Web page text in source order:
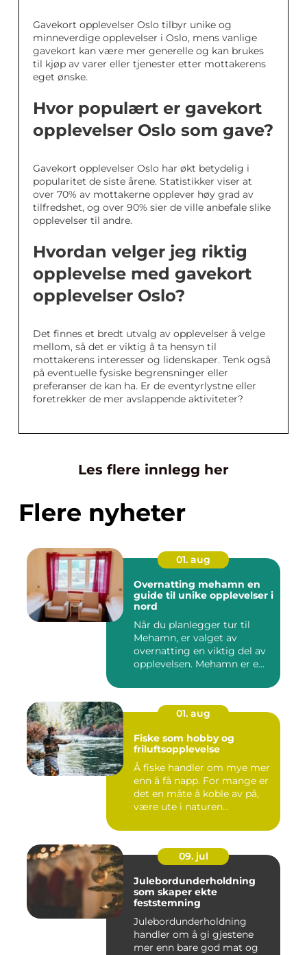
Gavekort opplevelser Oslo tilbyr unike og
minneverdige opplevelser i Oslo, mens vanlige
gavekort kan være mer generelle og kan brukes
til kjøp av varer eller tjenester etter mottakerens
eget ønske.
Hvor populært er gavekort
opplevelser Oslo som gave?
Gavekort opplevelser Oslo har økt betydelig i
popularitet de siste årene. Statistikker viser at
over 70% av mottakerne opplever høy grad av
tilfredshet, og over 90% sier de ville anbefale slike
opplevelser til andre.
Hvordan velger jeg riktig
opplevelse med gavekort
opplevelser Oslo?
Det finnes et bredt utvalg av opplevelser å velge
mellom, så det er viktig å ta hensyn til
mottakerens interesser og lidenskaper. Tenk også
på eventuelle fysiske begrensninger eller
preferanser de kan ha. Er de eventyrlystne eller
foretrekker de mer avslappende aktiviteter?
Les flere innlegg her
Flere nyheter
01. aug
Overnatting mehamn en
guide til unike opplevelser i
nord
Når du planlegger tur til
Mehamn, er valget av
overnatting en viktig del av
opplevelsen. Mehamn er e...
01. aug
Fiske som hobby og
friluftsopplevelse
Å fiske handler om mye mer
enn å få napp. For mange er
det en måte å koble av på,
være ute i naturen...
09. jul
Julebordunderholdning
som skaper ekte
feststemning
Julebordunderholdning
handler om å gi gjestene
mer enn bare god mat og